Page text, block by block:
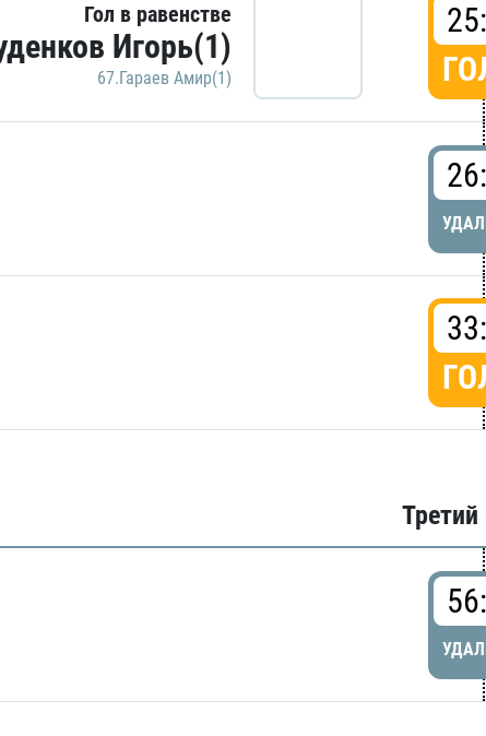
Гол в равенстве
Игорь(1)
67.Гараев Амир(1)
Третий